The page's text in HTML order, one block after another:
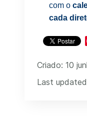
com o
cada
Criado: 10
Last